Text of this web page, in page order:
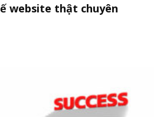
website thật chuyên